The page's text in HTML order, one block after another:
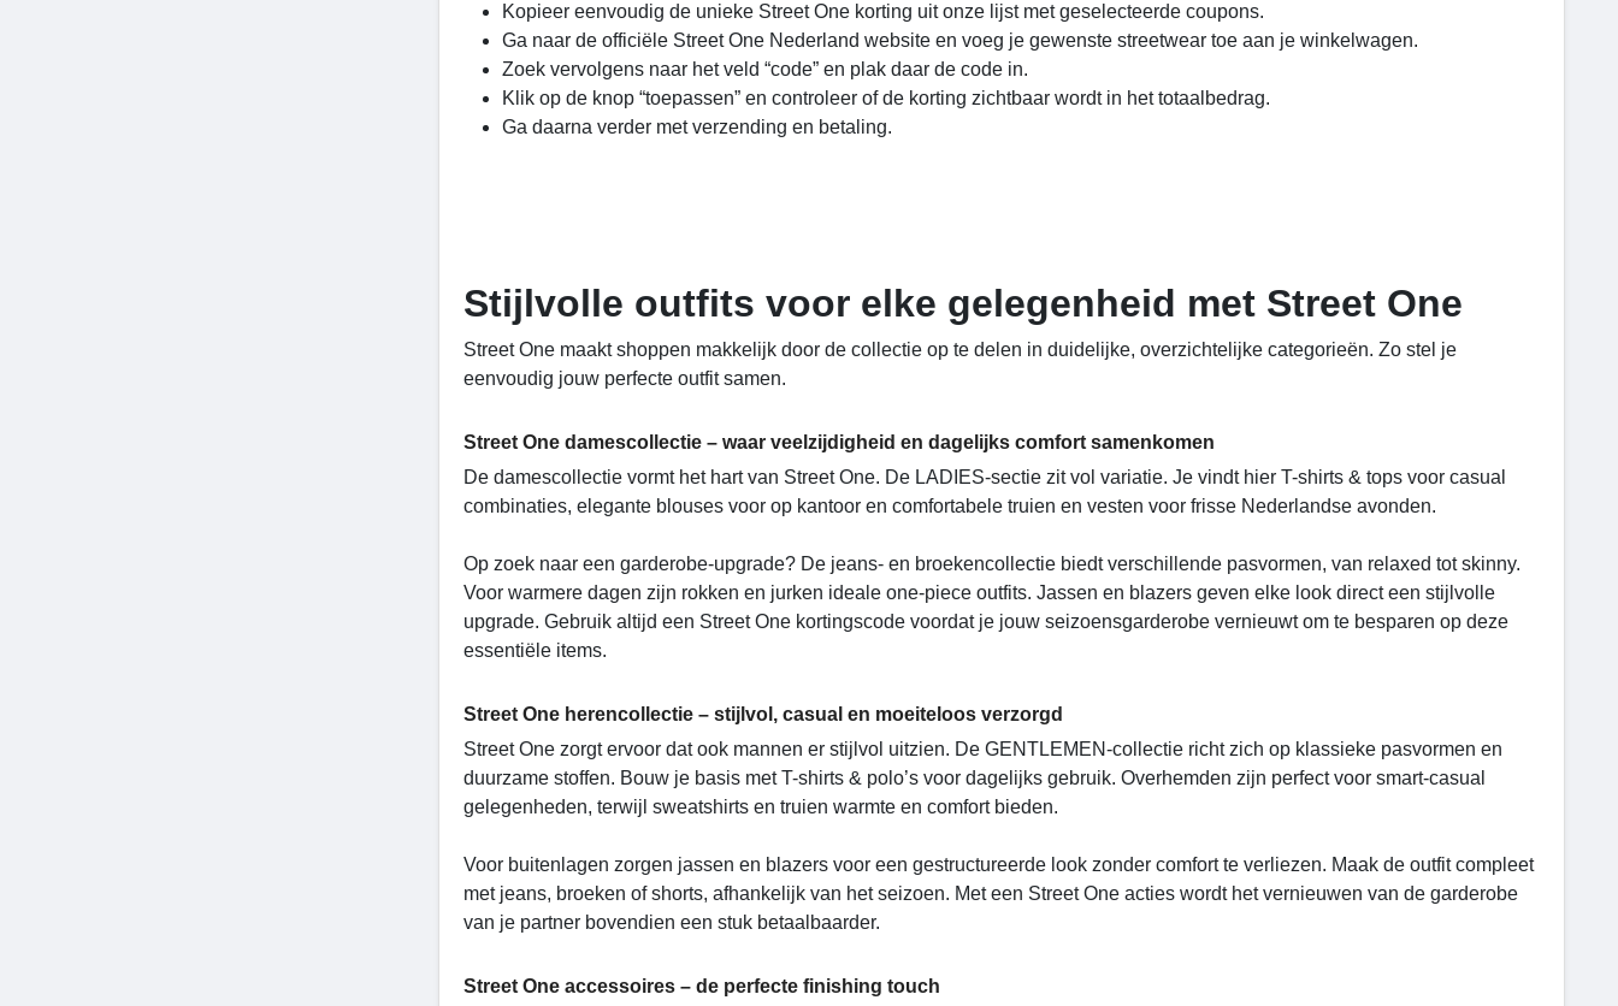
Kopieer eenvoudig de unieke Street One korting uit onze lijst met geselecteerde coupons.
Ga naar de officiële Street One Nederland website en voeg je gewenste streetwear toe aan je winkelwagen.
Zoek vervolgens naar het veld “code” en plak daar de code in.
Klik op de knop “toepassen” en controleer of de korting zichtbaar wordt in het totaalbedrag.
Ga daarna verder met verzending en betaling.
Stijlvolle outfits voor elke gelegenheid met Street One
Street One maakt shoppen makkelijk door de collectie op te delen in duidelijke, overzichtelijke categorieën. Zo stel je
eenvoudig jouw perfecte outfit samen.
Street One damescollectie – waar veelzijdigheid en dagelijks comfort samenkomen
De damescollectie vormt het hart van Street One. De LADIES-sectie zit vol variatie. Je vindt hier T-shirts & tops voor casual
combinaties, elegante blouses voor op kantoor en comfortabele truien en vesten voor frisse Nederlandse avonden.
Op zoek naar een garderobe-upgrade? De jeans- en broekencollectie biedt verschillende pasvormen, van relaxed tot skinny.
Voor warmere dagen zijn rokken en jurken ideale one-piece outfits. Jassen en blazers geven elke look direct een stijlvolle
upgrade. Gebruik altijd een Street One kortingscode voordat je jouw seizoensgarderobe vernieuwt om te besparen op deze
essentiële items.
Street One herencollectie – stijlvol, casual en moeiteloos verzorgd
Street One zorgt ervoor dat ook mannen er stijlvol uitzien. De GENTLEMEN-collectie richt zich op klassieke pasvormen en
duurzame stoffen. Bouw je basis met T-shirts & polo’s voor dagelijks gebruik. Overhemden zijn perfect voor smart-casual
gelegenheden, terwijl sweatshirts en truien warmte en comfort bieden.
Voor buitenlagen zorgen jassen en blazers voor een gestructureerde look zonder comfort te verliezen. Maak de outfit compleet
met jeans, broeken of shorts, afhankelijk van het seizoen. Met een Street One acties wordt het vernieuwen van de garderobe
van je partner bovendien een stuk betaalbaarder.
Street One accessoires – de perfecte finishing touch